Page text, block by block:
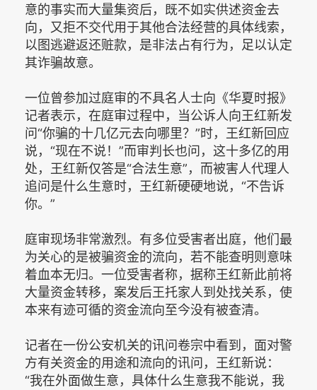
意的事实而大量集资后，既不如实供述资金去
向，又拒不交代用于其他合法经营的具体线索，
以图逃避返还赃款，是非法占有行为，足以认定
其诈骗故意。
一位曾参加过庭审的不具名人士向《华夏时报》
记者表示，在庭审过程中，当公诉人向王红新发
问“你骗的十几亿元去向哪里？”时，王红新回应
说，“现在不说！”而审判长也问，这十多亿的用
处，王红新仅答是“合法生意”，而被害人代理人
追问是什么生意时，王红新硬硬地说，“不告诉
你。”
庭审现场非常激烈。有多位受害者出庭，他们最
为关心的是被骗资金的流向，若不能查明则意味
着血本无归。一位受害者称，据称王红新此前将
大量资金转移，案发后王托家人到处找关系，使
本来有迹可循的资金流向至今没有被查清。
记者在一份公安机关的讯问卷宗中看到，面对警
方有关资金的用途和流向的讯问，王红新说：
“我在外面做生意，具体什么生意我不能说，我